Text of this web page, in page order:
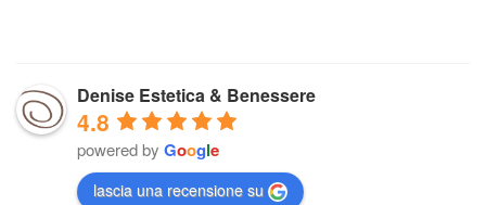
Denise Estetica & Benessere
4.8
powered by Google
lascia una recensione su